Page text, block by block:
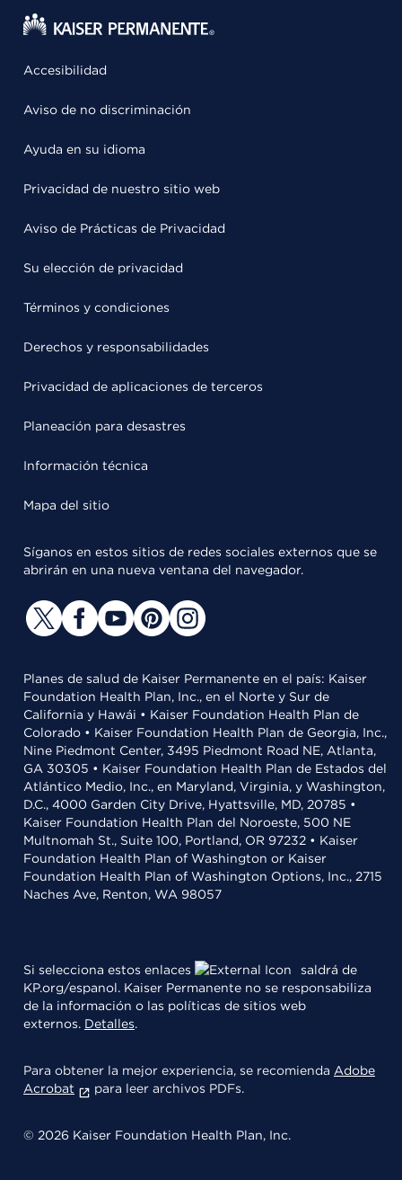
Accesibilidad
Aviso de no discriminación
Ayuda en su idioma
Privacidad de nuestro sitio web
Aviso de Prácticas de Privacidad
Su elección de privacidad
Términos y condiciones
Derechos y responsabilidades
Privacidad de aplicaciones de terceros
Planeación para desastres
Información técnica
Mapa del sitio
Síganos en estos sitios de redes sociales externos que se
abrirán en una nueva ventana del navegador.
Planes de salud de Kaiser Permanente en el país: Kaiser
Foundation Health Plan, Inc., en el Norte y Sur de
California y Hawái • Kaiser Foundation Health Plan de
Colorado • Kaiser Foundation Health Plan de Georgia, Inc.,
Nine Piedmont Center, 3495 Piedmont Road NE, Atlanta,
GA 30305 • Kaiser Foundation Health Plan de Estados del
Atlántico Medio, Inc., en Maryland, Virginia, y Washington,
D.C., 4000 Garden City Drive, Hyattsville, MD, 20785 •
Kaiser Foundation Health Plan del Noroeste, 500 NE
Multnomah St., Suite 100, Portland, OR 97232 • Kaiser
Foundation Health Plan of Washington or Kaiser
Foundation Health Plan of Washington Options, Inc., 2715
Naches Ave, Renton, WA 98057
Si selecciona estos enlaces
saldrá de
KP.org/espanol. Kaiser Permanente no se responsabiliza
de la información o las políticas de sitios web
externos. Detalles.
Para obtener la mejor experiencia, se recomienda Adobe
Acrobat
para leer archivos PDFs.
© 2026 Kaiser Foundation Health Plan, Inc.